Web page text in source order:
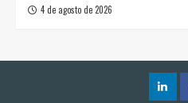
4 de agosto de 2026